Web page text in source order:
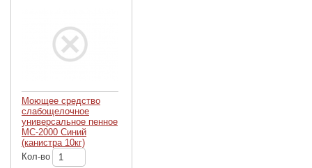
Моющее средство
слабощелочное
универсальное пенное
МС-2000 Синий
(канистра 10кг)
Кол-во